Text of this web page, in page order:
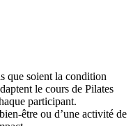
que soient la condition
le cours de Pilates
participant.
être ou d’une activité de